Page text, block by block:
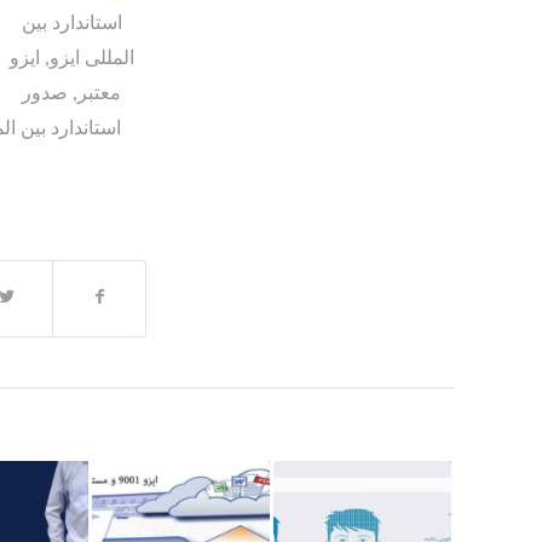
استاندارد بین
المللی ایزو ایزو
معتبر
صدور
استاندارد بین